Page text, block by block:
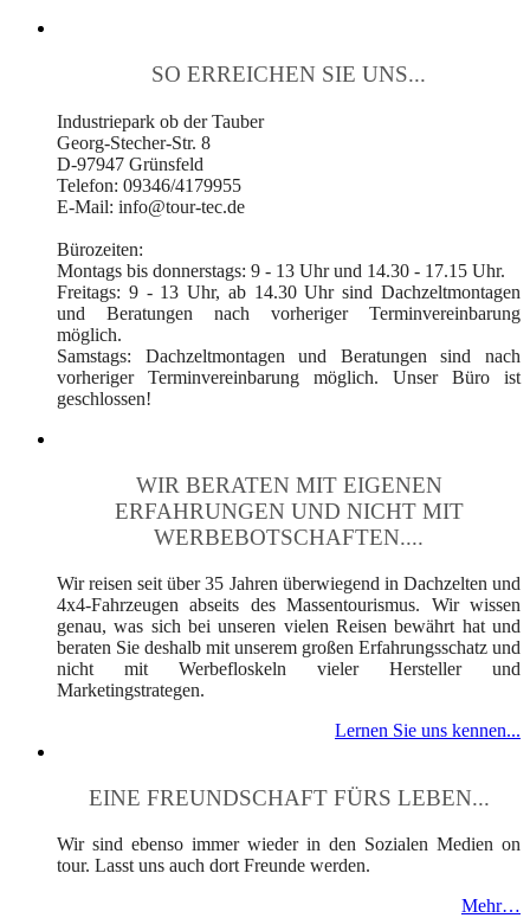
SO ERREICHEN SIE UNS...
Industriepark ob der Tauber
Georg-Stecher-Str. 8
D-97947 Grünsfeld
Telefon: 09346/4179955
E-Mail: info@tour-tec.de
Bürozeiten:
Montags bis donnerstags: 9 - 13 Uhr und 14.30 - 17.15 Uhr.
Freitags: 9 - 13 Uhr, ab 14.30 Uhr sind Dachzeltmontagen
und Beratungen nach vorheriger Terminvereinbarung
möglich.
Samstags: Dachzeltmontagen und Beratungen sind nach
vorheriger Terminvereinbarung möglich. Unser Büro ist
geschlossen!
WIR BERATEN MIT EIGENEN
ERFAHRUNGEN UND NICHT MIT
WERBEBOTSCHAFTEN....
Wir reisen seit über 35 Jahren überwiegend in Dachzelten und
4x4-Fahrzeugen abseits des Massentourismus. Wir wissen
genau, was sich bei unseren vielen Reisen bewährt hat und
beraten Sie deshalb mit unserem großen Erfahrungsschatz und
nicht mit Werbefloskeln vieler Hersteller und
Marketingstrategen.
Lernen Sie uns kennen...
EINE FREUNDSCHAFT FÜRS LEBEN...
Wir sind ebenso immer wieder in den Sozialen Medien on
tour. Lasst uns auch dort Freunde werden.
Mehr…